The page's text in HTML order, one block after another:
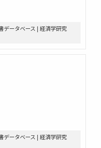
データベース | 経済学研究
データベース | 経済学研究